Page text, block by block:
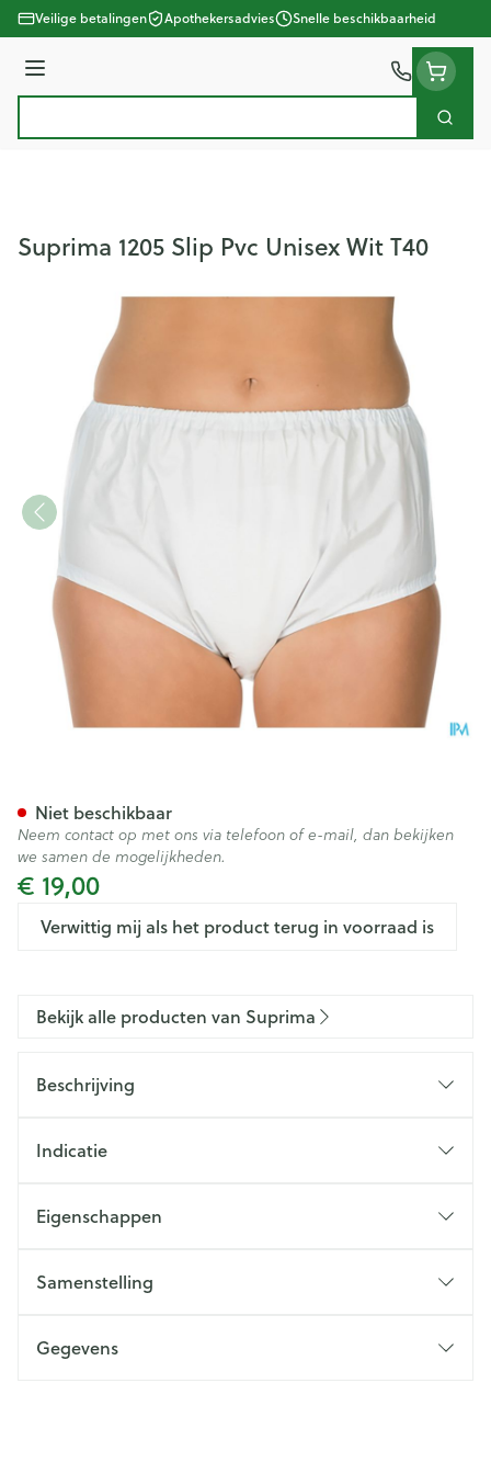
Ga naar de inhoud
Veilige betalingen Apothekersadvies Snelle beschikbaarheid
Menu
Zoek
Suprima 1205 Slip Pvc Unisex Wit T40
€ 19,00
Verwittig mij als het product terug in voorraad is
Niet beschikbaar
Neem contact op met ons via telefoon of e-mail, dan bekijken
we samen de mogelijkheden.
Bekijk alle producten van Suprima
Beschrijving
Indicatie
Eigenschappen
Samenstelling
Gegevens